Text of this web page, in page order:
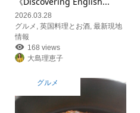
2026.03.28
グルメ , 英国料理とお酒, 最新現地
情報
168 views
大島理恵子
グルメ